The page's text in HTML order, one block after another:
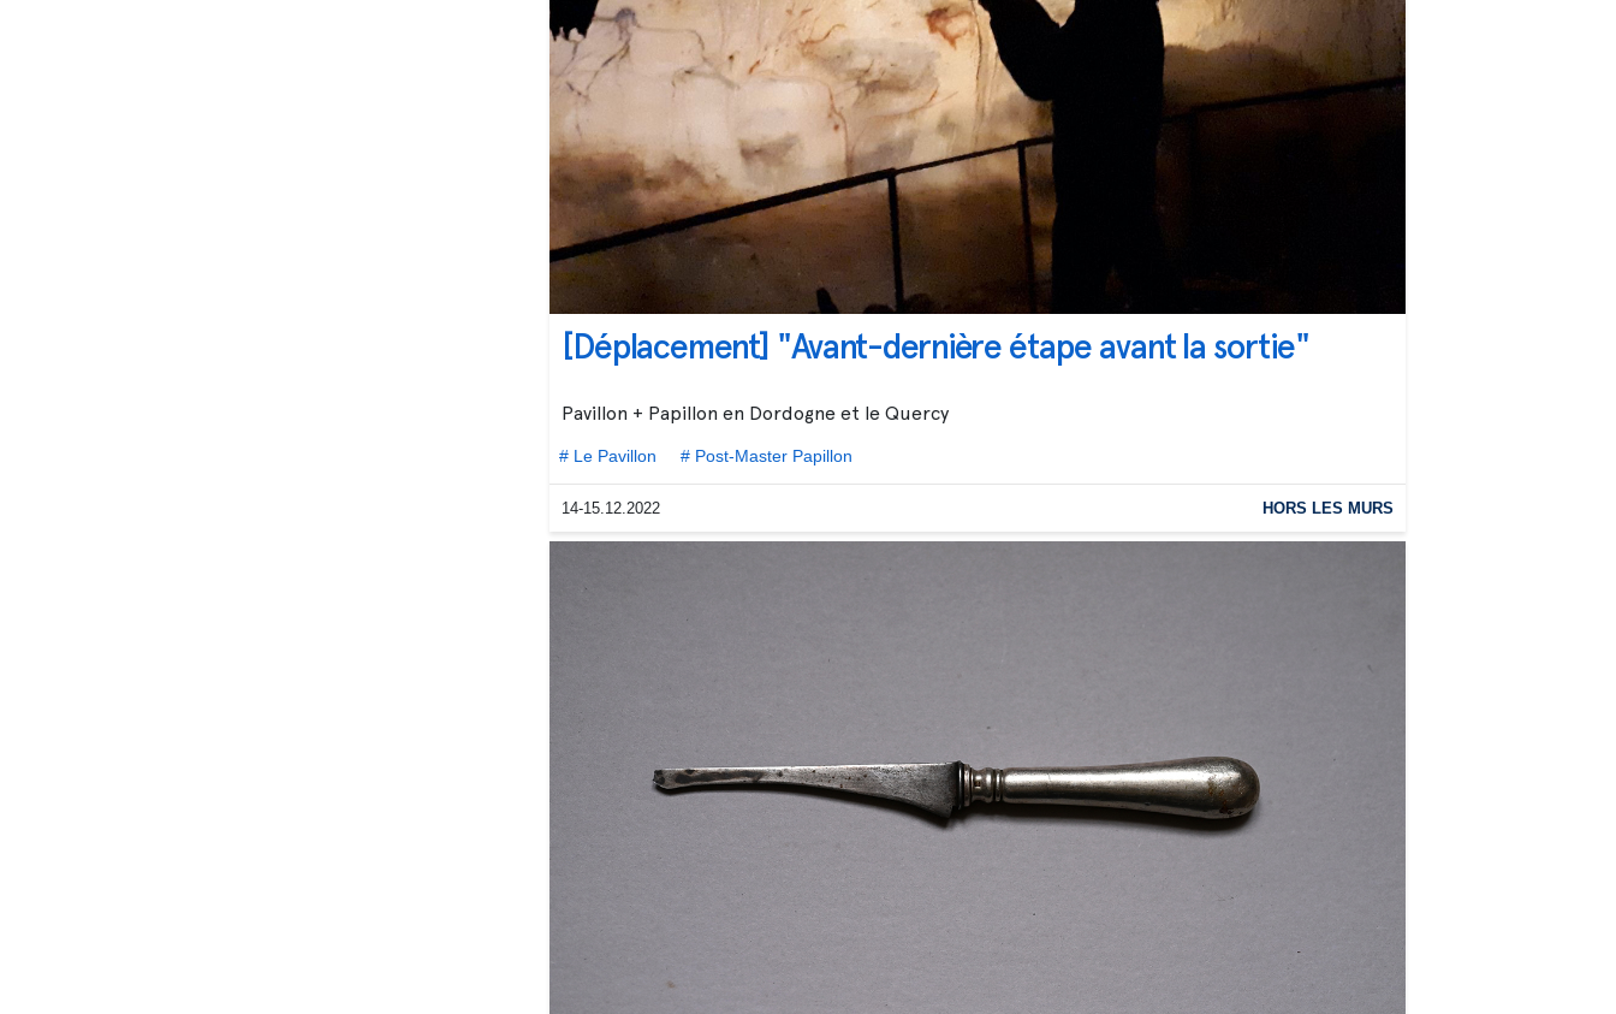
[Déplacement] "Avant-dernière étape avant la sortie"
Pavillon + Papillon en Dordogne et le Quercy
# Le Pavillon # Post-Master Papillon
14-15.12.2022 HORS LES MURS